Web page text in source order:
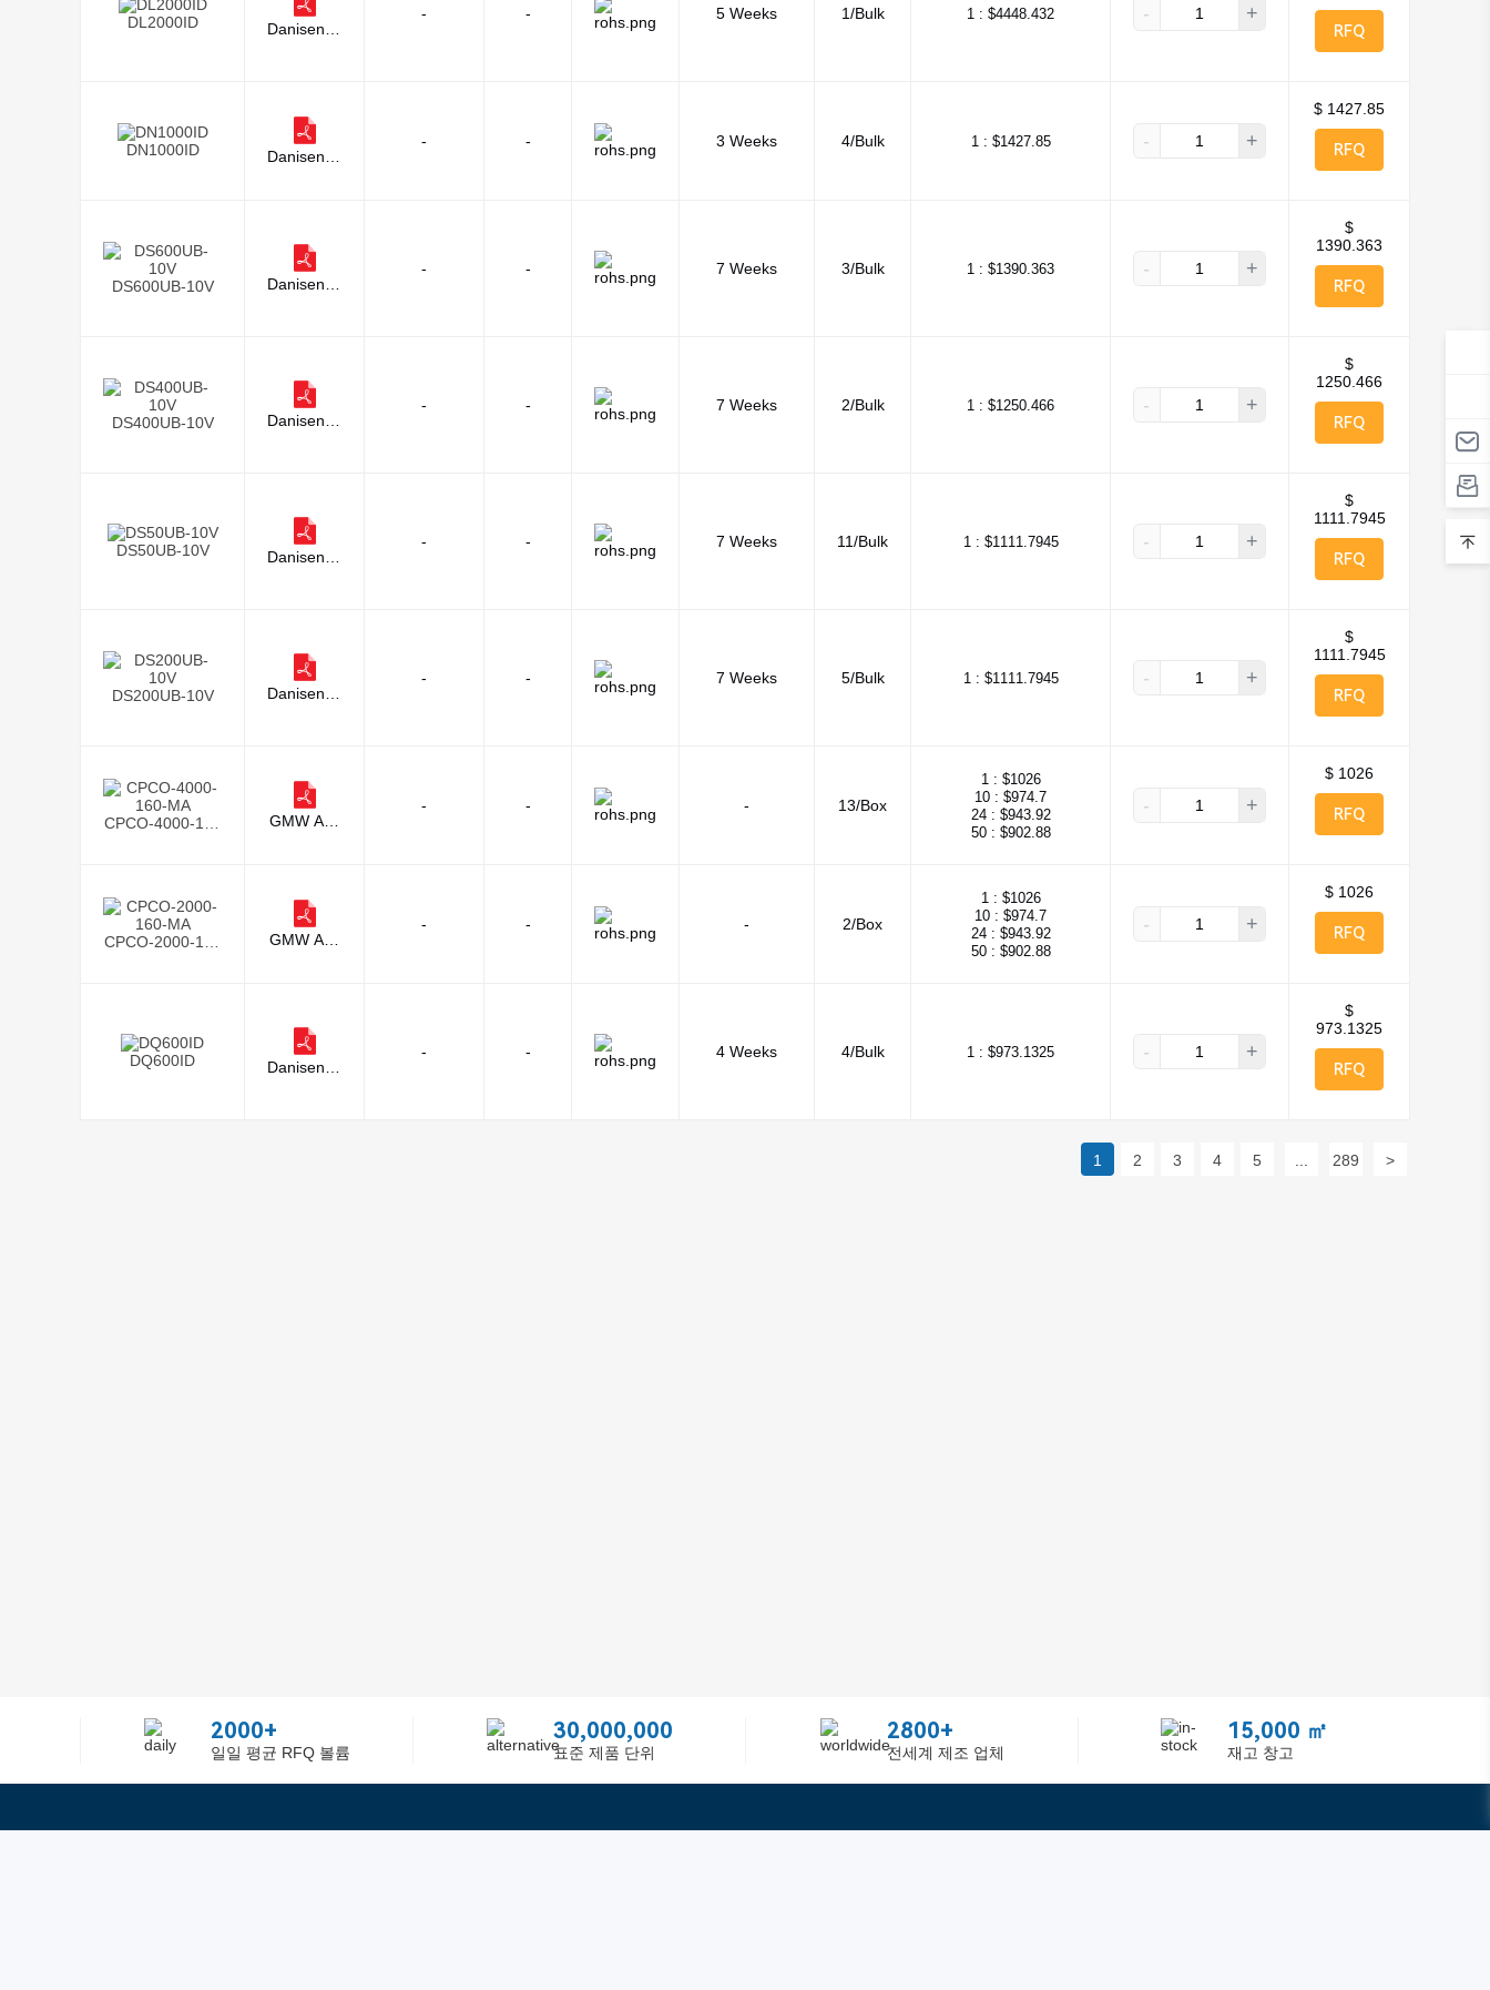
DL2000ID
Danisense
- - 5 Weeks 1/Bulk 1 : $4448.432 - +
RFQ
DN1000ID
Danisense
- - 3 Weeks 4/Bulk 1 : $1427.85 - +
$ 1427.85
RFQ
DS600UB-10V
Danisense
- - 7 Weeks 3/Bulk 1 : $1390.363 - +
$
1390.363
RFQ
DS400UB-10V
Danisense
- - 7 Weeks 2/Bulk 1 : $1250.466 - +
$
1250.466
RFQ
DS50UB-10V
Danisense
- - 7 Weeks 11/Bulk 1 : $1111.7945 - +
$
1111.7945
RFQ
DS200UB-10V
Danisense
- - 7 Weeks 5/Bulk 1 : $1111.7945 - +
$
1111.7945
RFQ
CPCO-4000-160
GMW Ass
- - - 13/Box
1 : $1026
10 : $974.7
24 : $943.92
50 : $902.88
- +
$ 1026
RFQ
CPCO-2000-160
GMW Ass
- - - 2/Box
1 : $1026
10 : $974.7
24 : $943.92
50 : $902.88
- +
$ 1026
RFQ
DQ600ID
Danisense
- - 4 Weeks 4/Bulk 1 : $973.1325 - +
$
973.1325
RFQ
1 2 3 4 5 289 >
2000+
일일 평균 RFQ 볼륨
30,000,000
표준 제품 단위
2800+
전세계 제조 업체
15,000 ㎡
재고 창고